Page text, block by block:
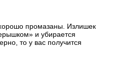
промазаны. Излишек
и убирается
то у вас получится